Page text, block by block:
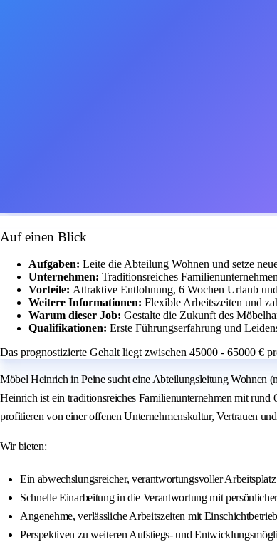
Auf einen Blick
Aufgaben: Leite die Abteilung Wohnen und setze
Unternehmen: Traditionsreiches
Vorteile: Attraktive Entlohnung, 6 Wochen Urlaub
Weitere Informationen: Flexible Arbeitszeiten und
Warum dieser Job: Gestalte die Zukunft des
Qualifikationen: Erste Führungserfahrung und
Das prognostizierte Gehalt liegt zwischen 45000 - 65000 €
Möbel Heinrich in Peine sucht eine Abteilungsleitung Wohnen
Heinrich ist ein traditionsreiches Familienunternehmen mit
profitieren von einer offenen Unternehmenskultur, Vertrauen
Wir bieten:
Ein abwechslungsreicher, verantwortungsvoller
Schnelle Einarbeitung in die Verantwortung mit
Angenehme, verlässliche Arbeitszeiten mit Einschichtbetrieb
Perspektiven zu weiteren Aufstiegs- und